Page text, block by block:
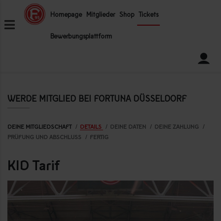
ZUM INHALT SPRINGEN
Homepage Mitglieder Shop Tickets
Bewerbungsplattform
WERDE MITGLIED BEI FORTUNA DÜSSELDORF
DEINE MITGLIEDSCHAFT DETAILS DEINE DATEN
DEINE ZAHLUNG
PRÜFUNG UND ABSCHLUSS
FERTIG
KID Tarif